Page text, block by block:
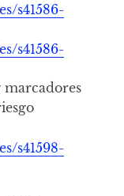
s41586-
s41586-
marcadores
s41598-